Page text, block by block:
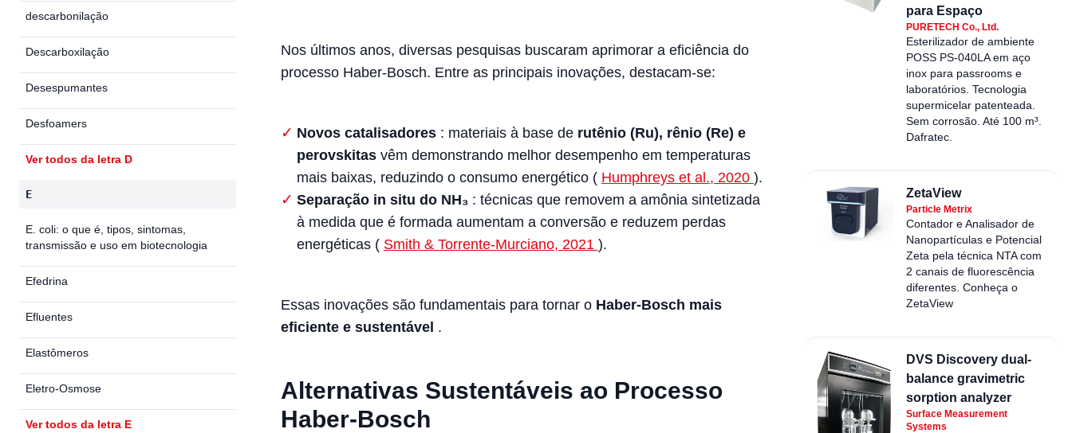
Nos últimos anos, diversas pesquisas buscaram aprimorar a eficiência do
processo Haber-Bosch. Entre as principais inovações, destacam-se:
Novos catalisadores : materiais à base de rutênio (Ru), rênio (Re) e
perovskitas vêm demonstrando melhor desempenho em temperaturas
mais baixas, reduzindo o consumo energético ( Humphreys et al., 2020 ).
Separação in situ do NH₃ : técnicas que removem a amônia sintetizada
à medida que é formada aumentam a conversão e reduzem perdas
energéticas ( Smith & Torrente‐Murciano, 2021 ).
Essas inovações são fundamentais para tornar o Haber-Bosch mais
eficiente e sustentável .
Alternativas Sustentáveis ao Processo
Haber-Bosch
descarbonilação
Descarboxilação
Desespumantes
Desfoamers
Ver todos da letra D
E
E. coli: o que é, tipos, sintomas,
transmissão e uso em biotecnologia
Efedrina
Efluentes
Elastômeros
Eletro-Osmose
Ver todos da letra E
para Espaço
PURETECH Co., Ltd.
Esterilizador de ambiente
POSS PS-040LA em aço
inox para passrooms e
laboratórios. Tecnologia
supermicelar patenteada.
Sem corrosão. Até 100 m³.
Dafratec.
ZetaView
Particle Metrix
Contador e Analisador de
Nanopartículas e Potencial
Zeta pela técnica NTA com
2 canais de fluorescência
diferentes. Conheça o
ZetaView
DVS Discovery dual-
balance gravimetric
sorption analyzer
Surface Measurement
Systems